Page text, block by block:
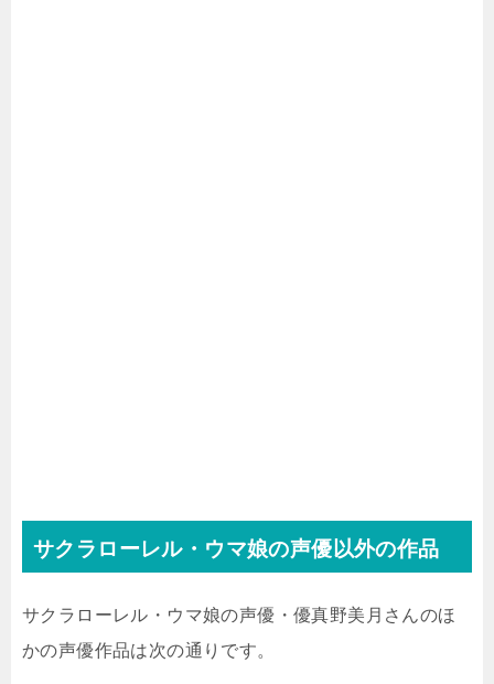
サクラローレル・ウマ娘の声優以外の作品
サクラローレル・ウマ娘の声優・優真野美月さんのほ
かの声優作品は次の通りです。